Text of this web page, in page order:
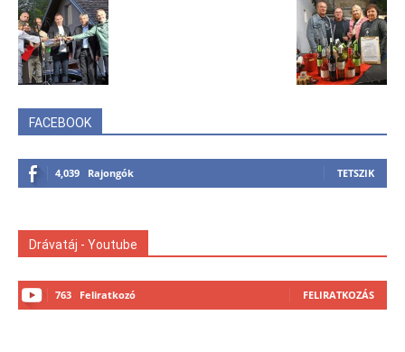
FACEBOOK
4,039 Rajongók TETSZIK
Drávatáj - Youtube
763 Feliratkozó FELIRATKOZÁS